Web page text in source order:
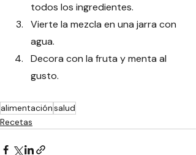
todos los ingredientes.
Vierte la mezcla en una jarra con
agua.
Decora con la fruta y menta al
gusto.
alimentaciónsalud
Recetas